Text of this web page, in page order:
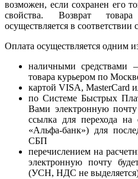
возможен, если сохранен его
свойства. Возврат
осуществляется в соответствии
Оплата осуществляется одним
наличными средствами
товара курьером по
картой VISA, MasterCard
по Системе Быстрых
Вами электронную
ссылка для перехода
«Альфа-банк») для
СБП
перечислением на
электронную почту
(УСН, НДС не